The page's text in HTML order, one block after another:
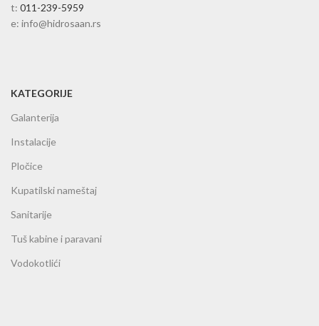
t: 011-239-5959
e: info@hidrosaan.rs
KATEGORIJE
Galanterija
Instalacije
Pločice
Kupatilski nameštaj
Sanitarije
Tuš kabine i paravani
Vodokotlići